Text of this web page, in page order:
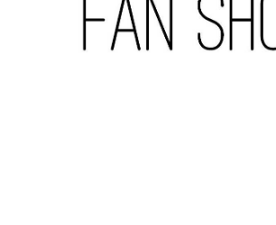
STATISTIK
AH-TURNIER
SCHIEDSRICHTER